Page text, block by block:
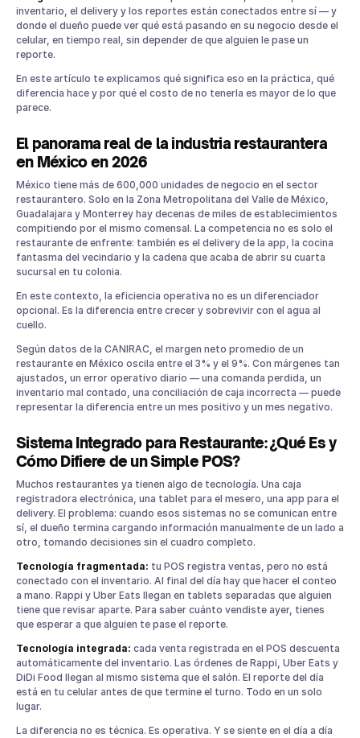
tecnología
¿Cuánto Cuesta No Tener Tecnología Integrada en tu
Restaurante?
Plataforma de Gestión para Restaurantes: Cómo Parrot
Conecta Todo
Preguntas frecuentes sobre tecnología integrada para
restaurantes
¿Funciona para restaurantes pequeños o solo para
cadenas?
¿Qué pasa si se va la luz o el internet?
¿Parrot se integra con mi sistema de facturación?
¿Cómo sé si Parrot es la solución correcta para mi tipo de
restaurante?
inventario, el delivery y los reportes están conectados entre sí — y
donde el dueño puede ver qué está pasando en su negocio desde el
celular, en tiempo real, sin depender de que alguien le pase un
reporte.
En este artículo te explicamos qué significa eso en la práctica, qué
diferencia hace y por qué el costo de no tenerla es mayor de lo que
parece.
El panorama real de la industria restaurantera
en México en 2026
México tiene más de 600,000 unidades de negocio en el sector
restaurantero. Solo en la Zona Metropolitana del Valle de México,
Guadalajara y Monterrey hay decenas de miles de establecimientos
compitiendo por el mismo comensal. La competencia no es solo el
restaurante de enfrente: también es el delivery de la app, la cocina
fantasma del vecindario y la cadena que acaba de abrir su cuarta
sucursal en tu colonia.
En este contexto, la eficiencia operativa no es un diferenciador
opcional. Es la diferencia entre crecer y sobrevivir con el agua al
cuello.
Según datos de la CANIRAC, el margen neto promedio de un
restaurante en México oscila entre el 3% y el 9%. Con márgenes tan
ajustados, un error operativo diario — una comanda perdida, un
inventario mal contado, una conciliación de caja incorrecta — puede
representar la diferencia entre un mes positivo y un mes negativo.
Sistema Integrado para Restaurante: ¿Qué Es y
Cómo Difiere de un Simple POS?
Muchos restaurantes ya tienen algo de tecnología. Una caja
registradora electrónica, una tablet para el mesero, una app para el
delivery. El problema: cuando esos sistemas no se comunican entre
sí, el dueño termina cargando información manualmente de un lado a
otro, tomando decisiones sin el cuadro completo.
Tecnología fragmentada: tu POS registra ventas, pero no está
conectado con el inventario. Al final del día hay que hacer el conteo
a mano. Rappi y Uber Eats llegan en tablets separadas que alguien
tiene que revisar aparte. Para saber cuánto vendiste ayer, tienes
que esperar a que alguien te pase el reporte.
Tecnología integrada: cada venta registrada en el POS descuenta
automáticamente del inventario. Las órdenes de Rappi, Uber Eats y
DiDi Food llegan al mismo sistema que el salón. El reporte del día
está en tu celular antes de que termine el turno. Todo en un solo
lugar.
La diferencia no es técnica. Es operativa. Y se siente en el día a día